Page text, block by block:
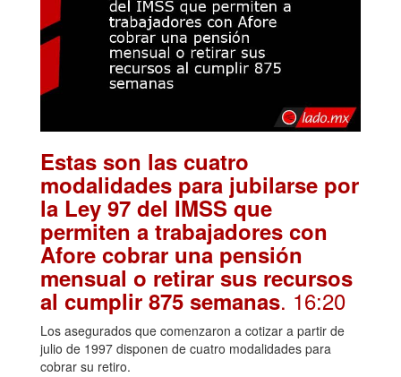
Estas son las cuatro
modalidades para jubilarse por
la Ley 97 del IMSS que
permiten a trabajadores con
Afore cobrar una pensión
mensual o retirar sus recursos
al cumplir 875 semanas. 16:20
Los asegurados que comenzaron a cotizar a partir de
julio de 1997 disponen de cuatro modalidades para
cobrar su retiro.